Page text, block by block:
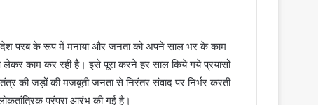
परब के रूप में मनाया और जनता को अपने साल भर के काम
लेकर काम कर रही है। इसे पूरा करने हर साल किये गये प्रयासों
की जड़ों की मजबूती जनता से निरंतर संवाद पर निर्भर करती
परंपरा आरंभ की गई है।